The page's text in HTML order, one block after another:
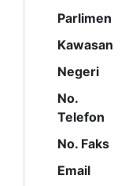
Parlimen
Kawasan
Negeri
No.
Telefon
No. Faks
Email